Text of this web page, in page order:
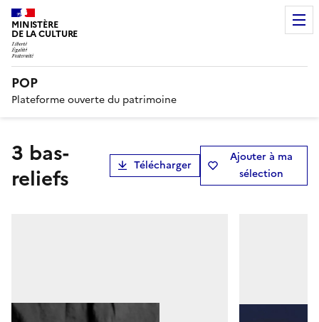
MINISTÈRE
DE LA CULTURE
POP
Plateforme ouverte du patrimoine
3 bas-
reliefs
Télécharger
Ajouter à ma
sélection